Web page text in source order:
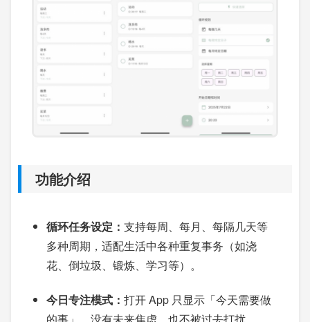
功能介绍
循环任务设定： 支持每周、每月、每隔几天等
多种周期，适配生活中各种重复事务（如浇
花、倒垃圾、锻炼、学习等）。
今日专注模式： 打开 App 只显示「今天需要做